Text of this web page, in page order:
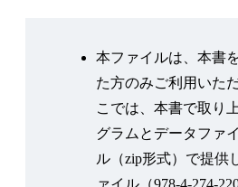
2.2 単語2-gramによる文生成
第3章 自然言語文解析への深
3.1 CNNによる文の分類
3.2 準備① 畳み込み演算とプ
3.2.1 畳み込み演算
本ファイルは、本書
た方のみご利用いた
こでは、本書で取り
グラムとデータファ
ル（zip形式）で提供
ァイル（978-4-274-